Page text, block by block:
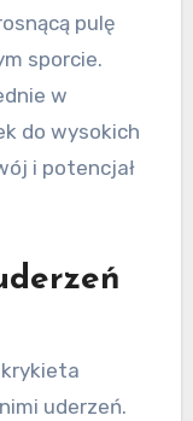
pulę
sporcie.
w
do wysokich
i potencjał
uderzeń.